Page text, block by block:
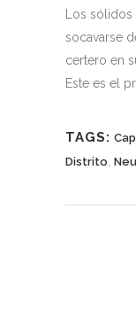
Los
socavarse
certero en
Este es el
TAGS:
Distrito